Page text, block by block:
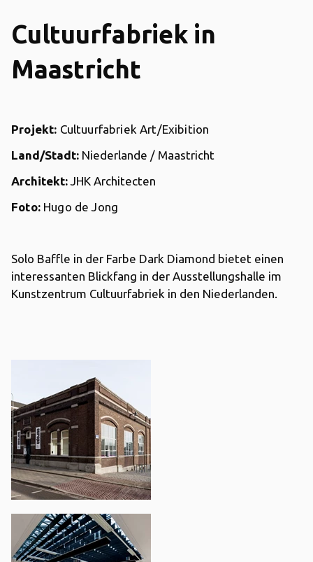
Cultuurfabriek in
Maastricht
Projekt: Cultuurfabriek Art/Exibition
Land/Stadt: Niederlande / Maastricht
Architekt: JHK Architecten
Foto: Hugo de Jong
Solo Baffle in der Farbe Dark Diamond bietet einen
interessanten Blickfang in der Ausstellungshalle im
Kunstzentrum Cultuurfabriek in den Niederlanden.